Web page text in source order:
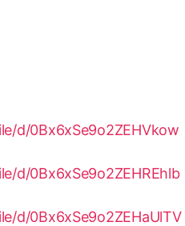
d/0Bx6xSe9o2ZEHVkow
d/0Bx6xSe9o2ZEHREhlb
d/0Bx6xSe9o2ZEHaUlTV